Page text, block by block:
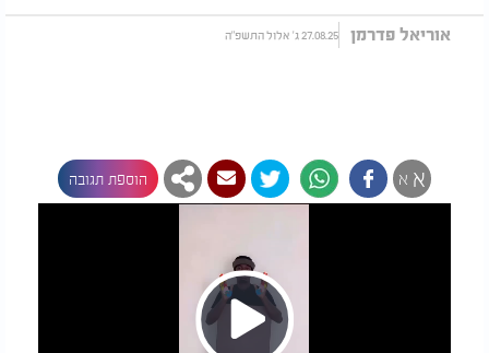
אוריאל פדרמן 27.08.25 ג' אלול התשפ"ה
א א הוספת תגובה